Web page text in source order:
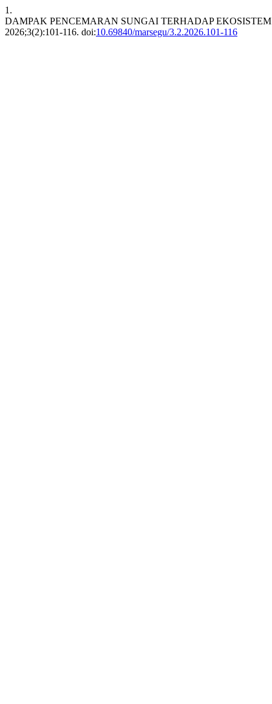
1.
DAMPAK PENCEMARAN SUNGAI TERHADAP
2026;3(2):101-116. doi:10.69840/marsegu/3.2.2026.101-116